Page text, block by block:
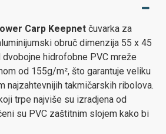
Carp Keepnet čuvarka za
obruč dimenzija 55 x 45
dvobojne hidrofobne PVC mreže
od 155g/m², što garantuje veliku
najzahtevnijih takmičarskih ribolova.
trpe najviše su izradjena od
su PVC zaštitnim slojem kako bi